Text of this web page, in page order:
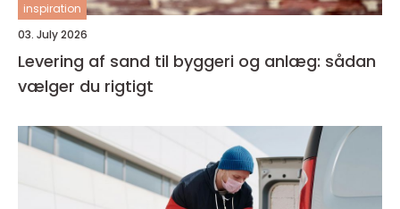
inspiration
03. July 2026
Levering af sand til byggeri og anlæg: sådan
vælger du rigtigt